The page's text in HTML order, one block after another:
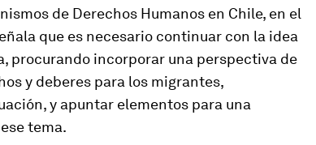
de Derechos Humanos en Chile, en el
que es necesario continuar con la idea
procurando incorporar una perspectiva de
y deberes para los migrantes,
y apuntar elementos para una
tema.